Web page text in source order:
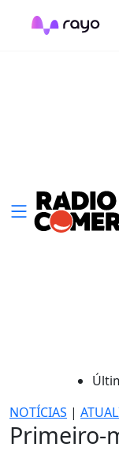
NOTÍCIAS |
Primeiro-